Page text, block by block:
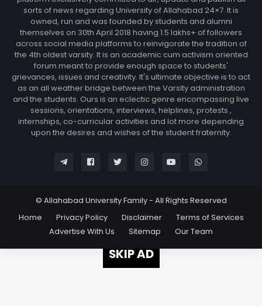
sorts of news regarding University of Allahabad 24×7. It is
owned, run and was founded by students and alumni
themselves on 30th April 2018 having 1.5 lakhs+ of followers
across social media platforms to reinvigorate the tradition of
the 4th oldest varsity. It is an academic cum activism oriented
forum meant to provide enough space to students'
grievances, issues and creativity. It's ultimate objective is to act
as an all weather bridge between the Varsity administration
and the students. Ours is an eclectic genre encompassing live
sessions, orientations, interviews, helplines, protests ,
internships, co-curricular activities and lot more depending
upon the desires and wishes of the student fraternity.
© Allahabad University Family - All Rights Reserved
Home
Privacy Policy Disclaimer
Terms of Services
Advertise With Us
Sitemap Our Team
SKIP AD